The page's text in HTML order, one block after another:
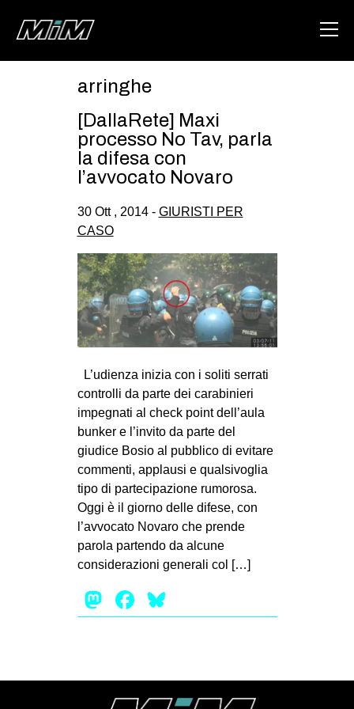
ABOUT
AREA
CSOA LAMBRETTA
MSM
STUDENTI TSUNAMI
ZAM
MOBILITAZIONI
SPAZI
SPORT POPOLARE
MOVIMENTI
AMBIENTE
ANTIFASCISMO
DIRITTO ALL’ABITARE
MIGRAZIONI
arringhe
[DallaRete] Maxi
processo No Tav, parla
la difesa con
l’avvocato Novaro
30 Ott , 2014 - GIURISTI PER
CASO
L’udienza inizia con i soliti serrati
controlli da parte dei carabinieri
impegnati al check point dell’aula
bunker e l’invito da parte del
giudice Bosio al pubblico di evitare
commenti, applausi e qualsivoglia
tipo di partecipazione rumorosa.
Oggi è il giorno delle difese, con
l’avvocato Novaro che prende
parola partendo da alcune
considerazioni generali col […]
Mastodon
Facebook